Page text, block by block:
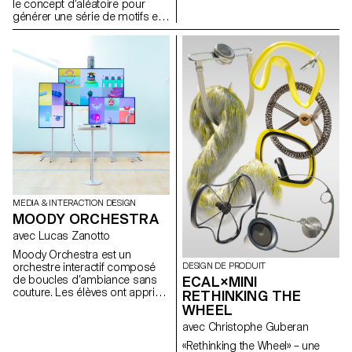
étudiants-es-x les moyens de
créer leurs propres histoires,
en favorisant un lien plus
propre identité grâce à l'outil
puissant qu'est la
photographie.
le concept d’aléatoire pour
générer une série de motifs et
de dessins.
Camille Dutoit
MEDIA & INTERACTION DESIGN
MOODY ORCHESTRA
avec Lucas Zanotto
Moody Orchestra est un
orchestre interactif composé
de boucles d’ambiance sans
couture. Les élèves ont appris
DESIGN DE PRODUIT
ECAL×MINI
RETHINKING THE
WHEEL
avec Christophe Guberan
«Rethinking the Wheel» – une